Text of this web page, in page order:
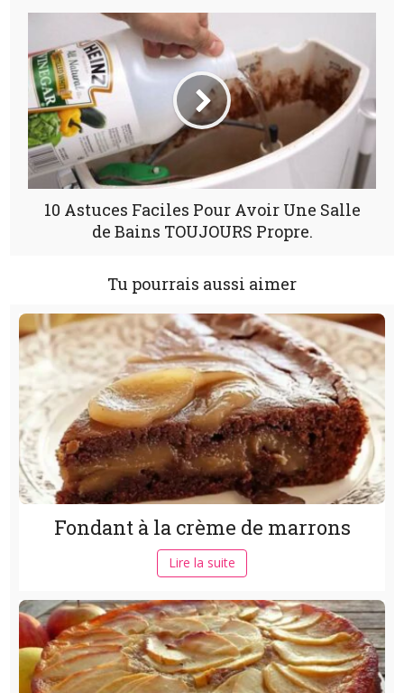
10 Astuces Faciles Pour Avoir Une Salle
de Bains TOUJOURS Propre.
Tu pourrais aussi aimer
Fondant à la crème de marrons
Lire la suite